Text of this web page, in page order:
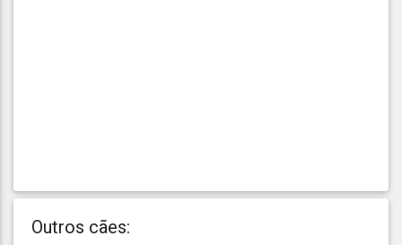
Outros cães: